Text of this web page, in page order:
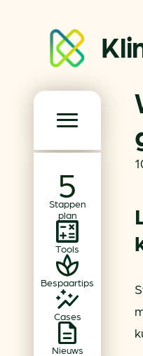
Stappen
plan
Tools
Bespaartips
Cases
Nieuws